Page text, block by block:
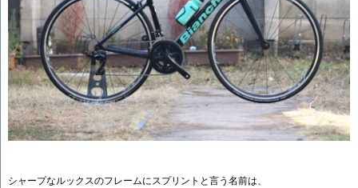
シャープなルックスのフレームにスプリントと言う名前は、